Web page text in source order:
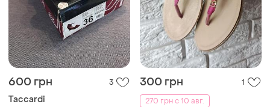
600 грн 3
Taccardi
300 грн
1
270 грн с 10 авг.